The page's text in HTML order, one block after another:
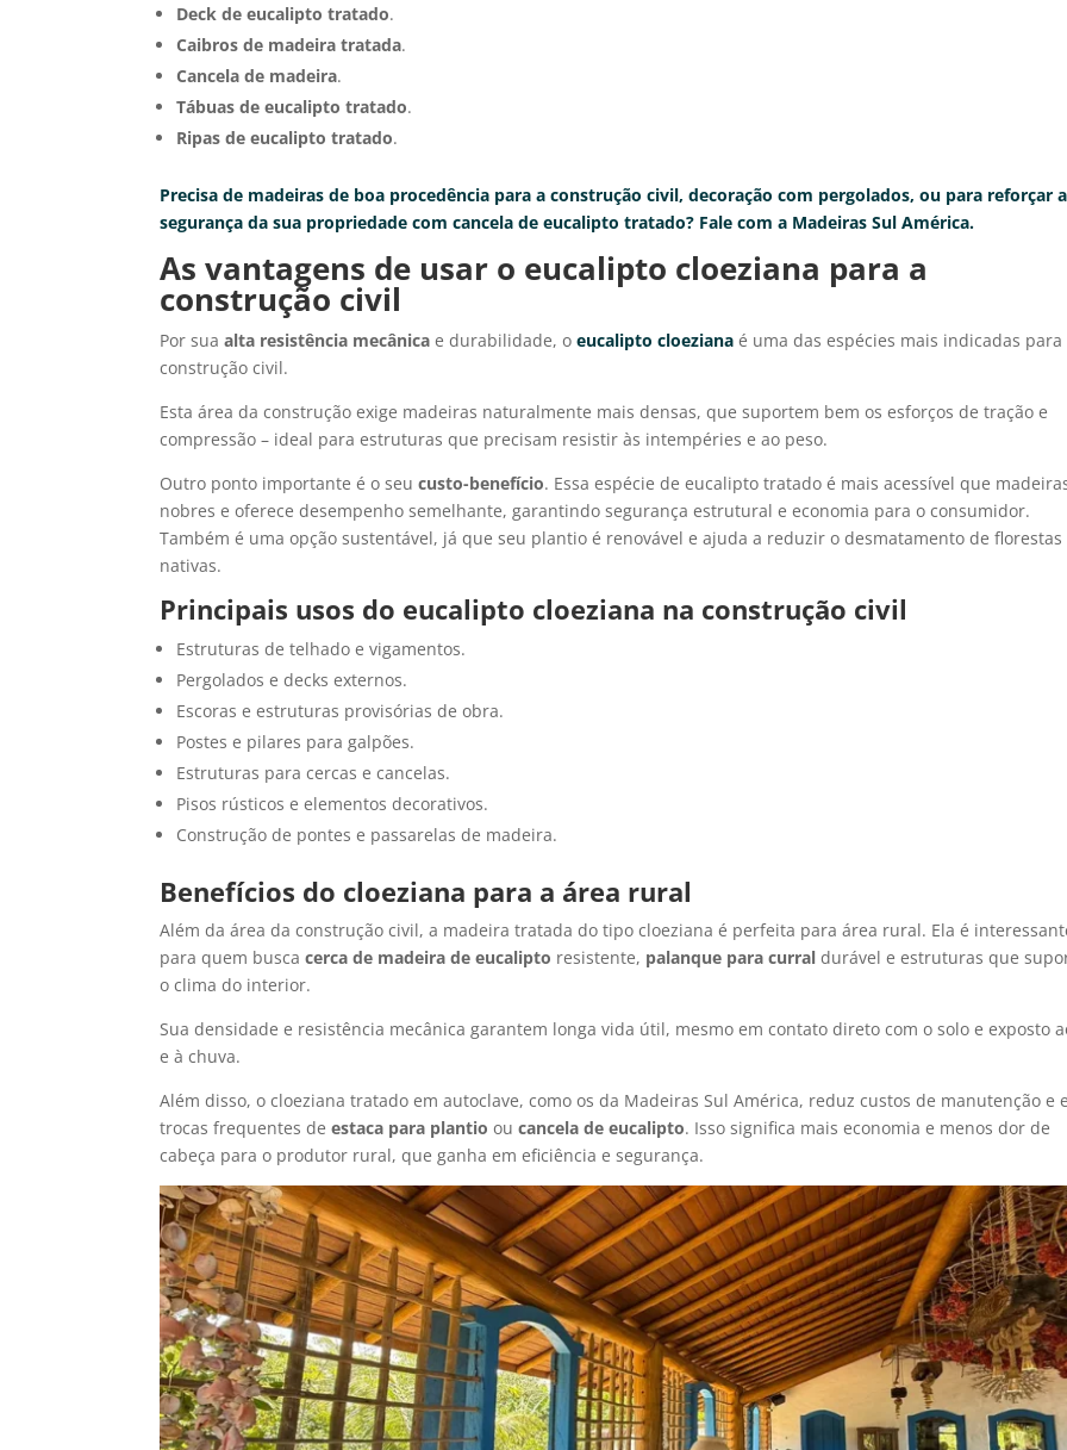
Deck de eucalipto tratado.
Caibros de madeira tratada.
Cancela de madeira.
Tábuas de eucalipto tratado.
Ripas de eucalipto tratado.
Precisa de madeiras de boa procedência para a construção civil, decoração com pergolados, ou para reforçar a
segurança da sua propriedade com cancela de eucalipto tratado? Fale com a Madeiras Sul América.
As vantagens de usar o eucalipto cloeziana para a
construção civil
Por suaalta resistência mecânica e durabilidade, oeucalipto cloeziana é uma das espécies mais indicadas para
construção civil.
Esta área da construção exige madeiras naturalmente mais densas, que suportem bem os esforços de tração e
compressão – ideal para estruturas que precisam resistir às intempéries e ao peso.
Outro ponto importante é o seucusto-benefício. Essa espécie de eucalipto tratado é mais acessível que
nobres e oferece desempenho semelhante, garantindo segurança estrutural e economia para o consumidor.
Também é uma opção sustentável, já que seu plantio é renovável e ajuda a reduzir o desmatamento de florestas
nativas.
Principais usos do eucalipto cloeziana na construção civil
Estruturas de telhado e vigamentos.
Pergolados e decks externos.
Escoras e estruturas provisórias de obra.
Postes e pilares para galpões.
Estruturas para cercas e cancelas.
Pisos rústicos e elementos decorativos.
Construção de pontes e passarelas de madeira.
Benefícios do cloeziana para a área rural
Além da área da construção civil, a madeira tratada do tipo cloeziana é perfeita para área rural. Ela é
para quem buscacerca de madeira de eucalipto resistente, palanque para curral durável e estruturas que
o clima do interior.
Sua densidade e resistência mecânica garantem longa vida útil, mesmo em contato direto com o solo e exposto
e à chuva.
Além disso, o cloeziana tratado em autoclave, como os da Madeiras Sul América, reduz custos de manutenção e
trocas frequentes deestaca para plantio oucancela de eucalipto. Isso significa mais economia e menos dor de
cabeça para o produtor rural, que ganha em eficiência e segurança.